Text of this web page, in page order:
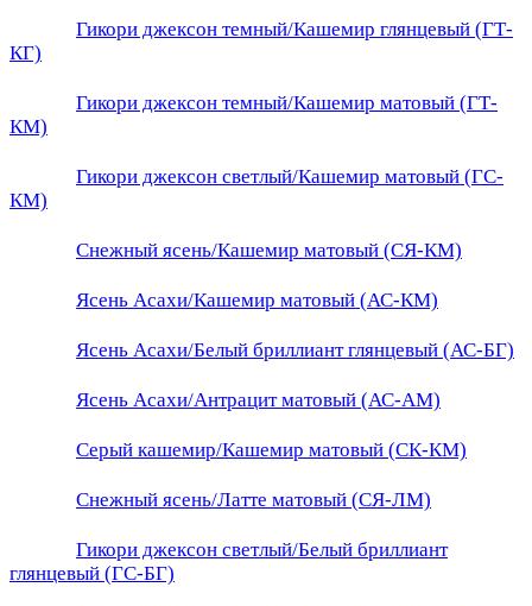
Гикори джексон темный/Кашемир глянцевый (ГТ-
КГ)
Гикори джексон темный/Кашемир матовый (ГТ-
КМ)
Гикори джексон светлый/Кашемир матовый (ГС-
КМ)
Снежный ясень/Кашемир матовый (СЯ-КМ)
Ясень Асахи/Кашемир матовый (АС-КМ)
Ясень Асахи/Белый бриллиант глянцевый (АС-БГ)
Ясень Асахи/Антрацит матовый (АС-АМ)
Серый кашемир/Кашемир матовый (СК-КМ)
Снежный ясень/Латте матовый (СЯ-ЛМ)
Гикори джексон светлый/Белый бриллиант
глянцевый (ГС-БГ)